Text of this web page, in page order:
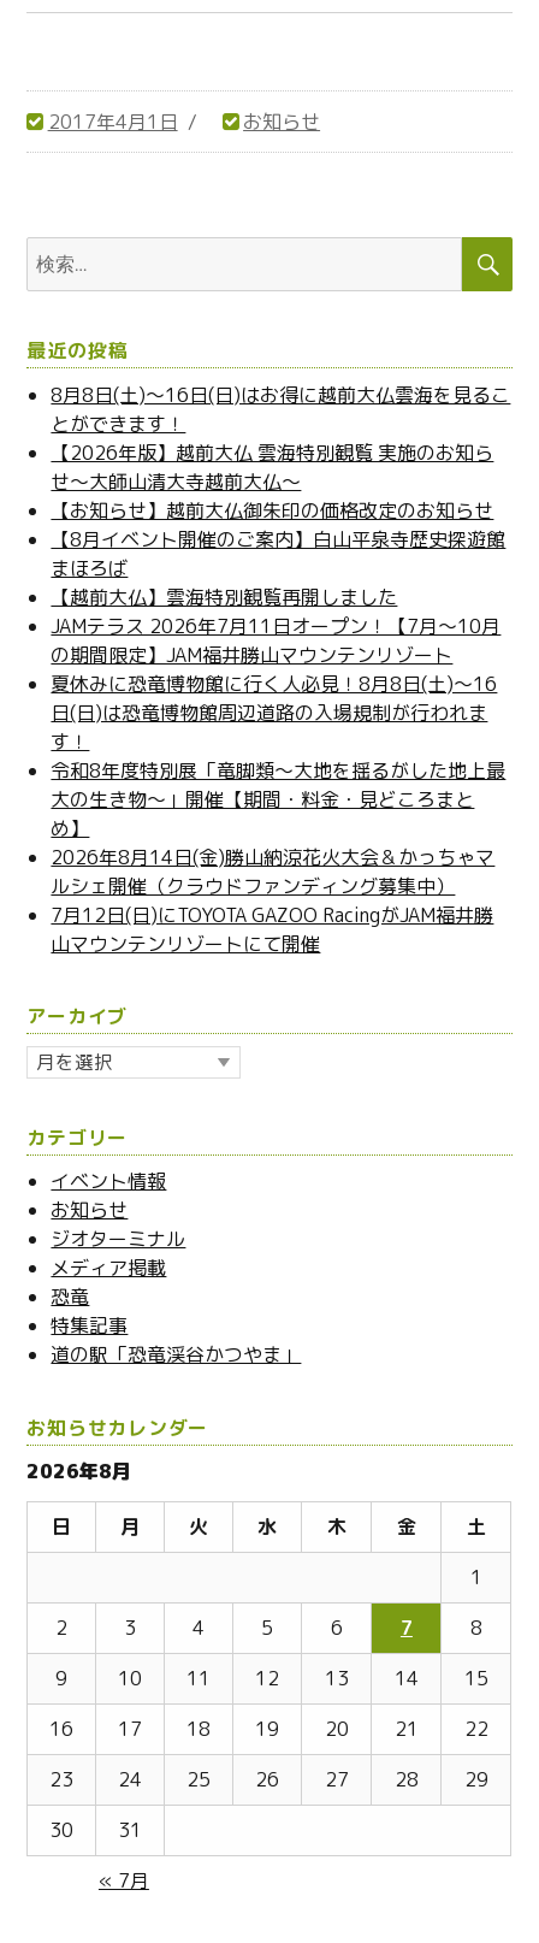
o
す
に
ク
て
だ
い
し
い
ウ
ィ
ン
ド
ウ
で
開
き
ま
す
)
o
e
n
w
r
い
ウ
で
開
き
ま
す
)
投
2017年4月1日
カ
リ
お知らせ
検
索:
検
最近の投稿
8月8日(土)～16日(日)はお得に越前大仏雲海を見るこ
とができます！
【2026年版】越前大仏 雲海特別観覧 実施のお知ら
せ～大師山清大寺越前大仏～
【お知らせ】越前大仏御朱印の価格改定のお知らせ
【8月イベント開催のご案内】白山平泉寺歴史探遊館
まほろば
【越前大仏】雲海特別観覧再開しました
JAMテラス 2026年7月11日オープン！【7月～10月
の期間限定】JAM福井勝山マウンテンリゾート
夏休みに恐竜博物館に行く人必見！8月8日(土)～16
日(日)は恐竜博物館周辺道路の入場規制が行われま
す！
令和8年度特別展「竜脚類～大地を揺るがした地上最
大の生き物～」開催【期間・料金・見どころまと
め】
2026年8月14日(金)勝山納涼花火大会＆かっちゃマ
ルシェ開催（クラウドファンディング募集中）
7月12日(日)にTOYOTA GAZOO RacingがJAM福井勝
山マウンテンリゾートにて開催
アーカイブ
ア
イ
ブ
カテゴリー
イベント情報
お知らせ
ジオターミナル
メディア掲載
恐竜
特集記事
道の駅「恐竜渓谷かつやま」
お知らせカレンダー
2026年8月
日 月 火 水 木 金
土
1
2
3 4 5 6 7
8
9
10 11 12 13 14
15
16
17 18 19 20 21
22
23
24 25 26 27 28
29
30
31
« 7月